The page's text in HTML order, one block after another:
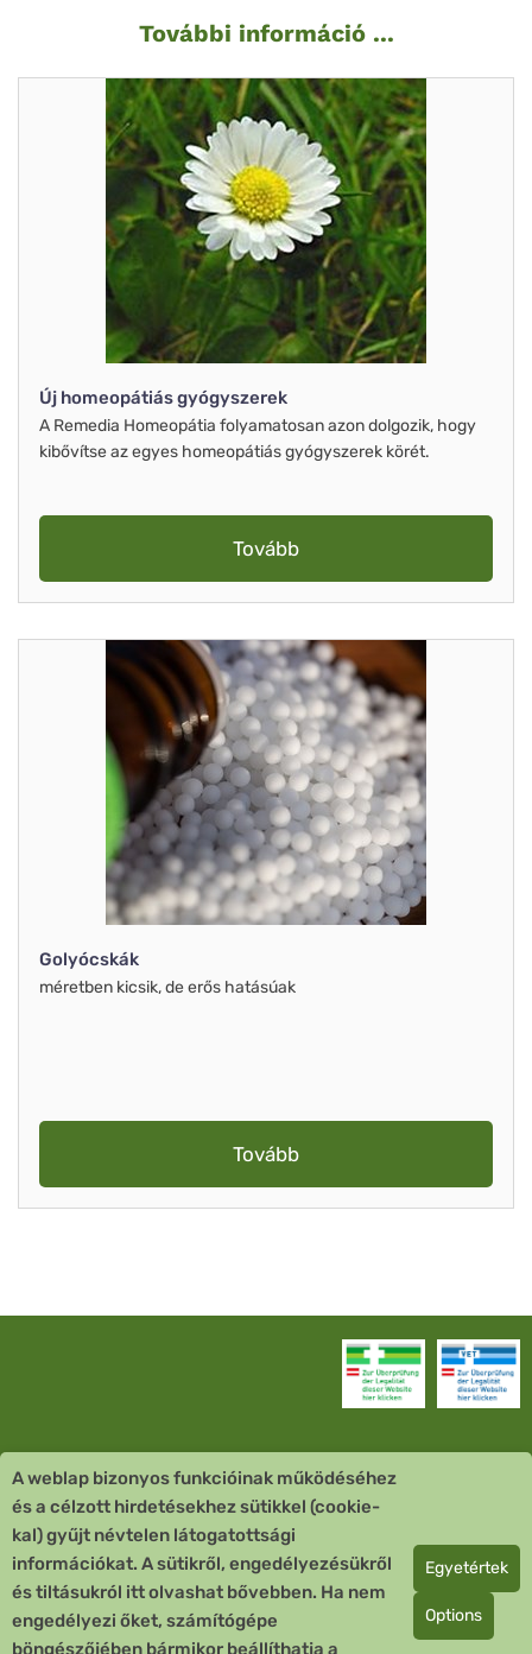
További információ ...
Új homeopátiás gyógyszerek
A Remedia Homeopátia folyamatosan azon dolgozik, hogy
kibővítse az egyes homeopátiás gyógyszerek körét.
Tovább
Golyócskák
méretben kicsik, de erős hatásúak
Tovább
Vevőszolgálat
Quick Links
Fizetési mód
A weblap bizonyos funkcióinak működéséhez
és a célzott hirdetésekhez sütikkel (cookie-
kal) gyűjt névtelen látogatottsági
információkat. A sütikről, engedélyezésükről
és tiltásukról itt olvashat bővebben. Ha nem
engedélyezi őket, számítógépe
böngészőjében bármikor beállíthatja a
Egyetértek
Options